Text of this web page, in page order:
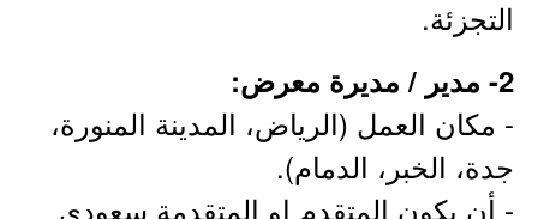
التجزئة.
2- مدير / مديرة معرض:
- مكان العمل (الرياض، المدينة المنورة،
جدة، الخبر، الدمام).
- أن يكون المتقدم او المتقدمة سعودي